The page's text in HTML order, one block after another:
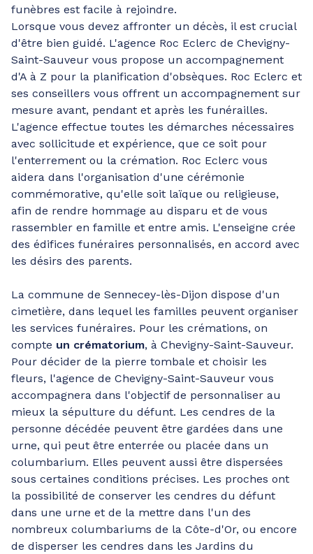
funèbres est facile à rejoindre.
Lorsque vous devez affronter un décès, il est crucial
d'être bien guidé. L'agence Roc Eclerc de Chevigny-
Saint-Sauveur vous propose un accompagnement
d'A à Z pour la planification d'obsèques. Roc Eclerc et
ses conseillers vous offrent un accompagnement sur
mesure avant, pendant et après les funérailles.
L'agence effectue toutes les démarches nécessaires
avec sollicitude et expérience, que ce soit pour
l'enterrement ou la crémation. Roc Eclerc vous
aidera dans l'organisation d'une cérémonie
commémorative, qu'elle soit laïque ou religieuse,
afin de rendre hommage au disparu et de vous
rassembler en famille et entre amis. L'enseigne crée
des édifices funéraires personnalisés, en accord avec
les désirs des parents.
La commune de Sennecey-lès-Dijon dispose d'un
cimetière, dans lequel les familles peuvent organiser
les services funéraires. Pour les crémations, on
compte un crématorium, à Chevigny-Saint-Sauveur.
Pour décider de la pierre tombale et choisir les
fleurs, l'agence de Chevigny-Saint-Sauveur vous
accompagnera dans l'objectif de personnaliser au
mieux la sépulture du défunt. Les cendres de la
personne décédée peuvent être gardées dans une
urne, qui peut être enterrée ou placée dans un
columbarium. Elles peuvent aussi être dispersées
sous certaines conditions précises. Les proches ont
la possibilité de conserver les cendres du défunt
dans une urne et de la mettre dans l'un des
nombreux columbariums de la Côte-d'Or, ou encore
de disperser les cendres dans les Jardins du